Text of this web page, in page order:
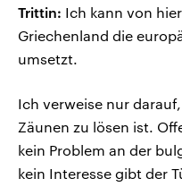
Trittin: Ich kann von
Griechenland die
umsetzt.
Ich verweise nur
Zäunen zu lösen ist.
kein Problem an der
kein Interesse gibt der